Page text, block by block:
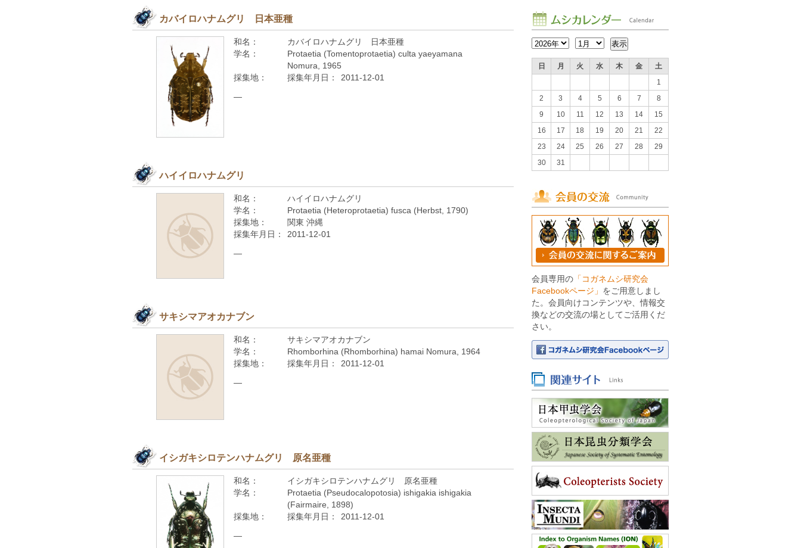
カバイロハナムグリ 日本亜種
和名：
カバイロハナムグリ 日本亜種
学名：
Protaetia (Tomentoprotaetia) culta yaeyamana
Nomura, 1965
採集地：
採集年月日： 2011-12-01
—
ハイイロハナムグリ
和名：
ハイイロハナムグリ
学名：
Protaetia (Heteroprotaetia) fusca (Herbst, 1790)
採集地：
関東 沖縄
採集年月日：
2011-12-01
—
サキシマアオカナブン
和名：
サキシマアオカナブン
学名：
Rhomborhina (Rhomborhina) hamai Nomura, 1964
採集地：
採集年月日： 2011-12-01
—
イシガキシロテンハナムグリ 原名亜種
和名：
イシガキシロテンハナムグリ 原名亜種
学名：
Protaetia (Pseudocalopotosia) ishigakia ishigakia
(Fairmaire, 1898)
採集地：
採集年月日： 2011-12-01
—
日 月 火 水 木 金
土
1
2
3 4 5 6 7
8
9
10 11 12 13 14
15
16
17 18 19 20 21
22
23
24 25 26 27 28
29
30
31
会員専用の 「コガネムシ研究会
Facebookページ」 をご用意しまし
た。会員向けコンテンツや、情報交
換などの交流の場としてご活用くだ
さい。